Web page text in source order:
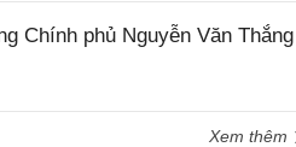
Chính phủ Nguyễn Văn Thắng
Xem thêm